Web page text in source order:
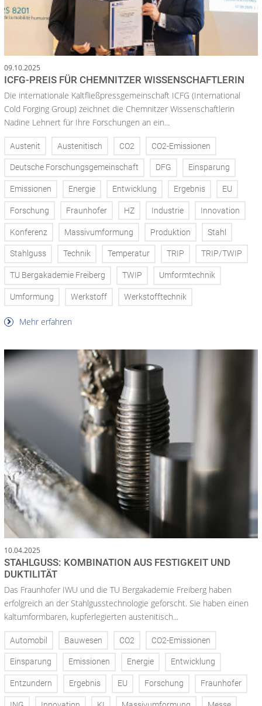
09.10.2025
ICFG-PREIS FÜR CHEMNITZER WISSENSCHAFTLERIN
Die internationale Kaltfließpressgemeinschaft ICFG (International
Cold Forging Group) zeichnet die Chemnitzer Wissenschaftlerin
Nadine Lehnert für Ihre Forschungen an ein...
Austenit Austenitisch CO2 CO2-Emissionen
Deutsche Forschungsgemeinschaft DFG Einsparung
Emissionen Energie Entwicklung Ergebnis EU
Forschung Fraunhofer HZ Industrie Innovation
Konferenz Massivumformung Produktion Stahl
Stahlguss Technik Temperatur TRIP TRIP/TWIP
TU Bergakademie Freiberg TWIP Umformtechnik
Umformung Werkstoff Werkstofftechnik
Mehr erfahren
10.04.2025
STAHLGUSS: KOMBINATION AUS FESTIGKEIT UND
DUKTILITÄT
Das Fraunhofer IWU und die TU Bergakademie Freiberg haben
erfolgreich an der Stahlgusstechnologie geforscht. Sie haben einen
kaltumformbaren, kupferlegierten austenitisch...
Automobil Bauwesen CO2 CO2-Emissionen
Einsparung Emissionen Energie Entwicklung
Entzundern Ergebnis EU Forschung Fraunhofer